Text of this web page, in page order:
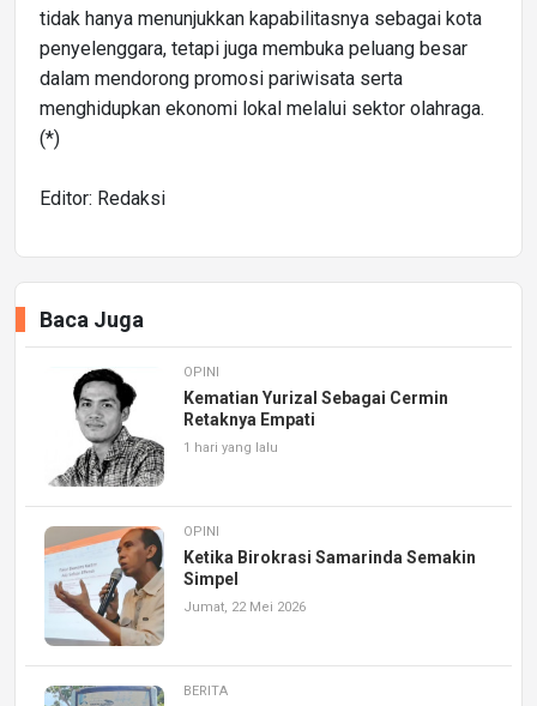
tidak hanya menunjukkan kapabilitasnya sebagai kota
penyelenggara, tetapi juga membuka peluang besar
dalam mendorong promosi pariwisata serta
menghidupkan ekonomi lokal melalui sektor olahraga.
(*)
Editor: Redaksi
Baca Juga
OPINI
Kematian Yurizal Sebagai Cermin
Retaknya Empati
1 hari yang lalu
OPINI
Ketika Birokrasi Samarinda Semakin
Simpel
Jumat, 22 Mei 2026
BERITA